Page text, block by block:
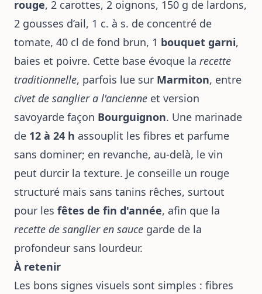
rouge, 2 carottes, 2 oignons, 150 g de lardons,
2 gousses d’ail, 1 c. à s. de concentré de
tomate, 40 cl de fond brun, 1 bouquet garni,
baies et poivre. Cette base évoque la recette
traditionnelle, parfois lue sur Marmiton, entre
civet de sanglier a l'ancienne et version
savoyarde façon Bourguignon. Une marinade
de 12 à 24 h assouplit les fibres et parfume
sans dominer; en revanche, au-delà, le vin
peut durcir la texture. Je conseille un rouge
structuré mais sans tanins rêches, surtout
pour les fêtes de fin d'année, afin que la
recette de sanglier en sauce garde de la
profondeur sans lourdeur.
À retenir
Les bons signes visuels sont simples : fibres